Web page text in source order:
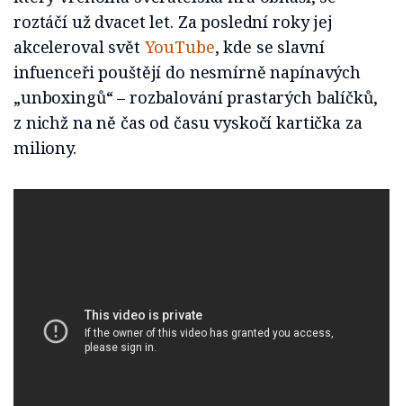
roztáčí už dvacet let. Za poslední roky jej
akceleroval svět YouTube, kde se slavní
infuenceři pouštějí do nesmírně napínavých
„unboxingů“ – rozbalování prastarých balíčků,
z nichž na ně čas od času vyskočí kartička za
miliony.